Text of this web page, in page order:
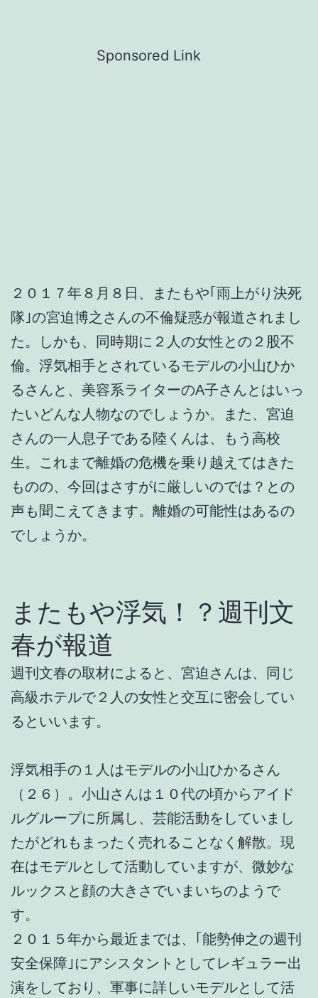
Sponsored Link
２０１７年８月８日、またもや｢雨上がり決死
隊｣の宮迫博之さんの不倫疑惑が報道されまし
た。しかも、同時期に２人の女性との２股不
倫。浮気相手とされているモデルの小山ひか
るさんと、美容系ライターのA子さんとはいっ
たいどんな人物なのでしょうか。また、宮迫
さんの一人息子である陸くんは、もう高校
生。これまで離婚の危機を乗り越えてはきた
ものの、今回はさすがに厳しいのでは？との
声も聞こえてきます。離婚の可能性はあるの
でしょうか。
またもや浮気！？週刊文
春が報道
週刊文春の取材によると、宮迫さんは、同じ
高級ホテルで２人の女性と交互に密会してい
るといいます。
浮気相手の１人はモデルの小山ひかるさん
（２６）。小山さんは１０代の頃からアイド
ルグループに所属し、芸能活動をしていまし
たがどれもまったく売れることなく解散。現
在はモデルとして活動していますが、微妙な
ルックスと顔の大きさでいまいちのようで
す。
２０１５年から最近までは、｢能勢伸之の週刊
安全保障｣にアシスタントとしてレギュラー出
演をしており、軍事に詳しいモデルとして活